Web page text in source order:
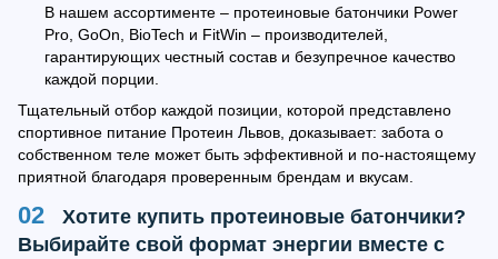
В нашем ассортименте – протеиновые батончики Power
Pro, GoOn, BioTech и FitWin – производителей,
гарантирующих честный состав и безупречное качество
каждой порции.
Тщательный отбор каждой позиции, которой представлено
спортивное питание Протеин Львов, доказывает: забота о
собственном теле может быть эффективной и по-настоящему
приятной благодаря проверенным брендам и вкусам.
Хотите купить протеиновые батончики?
Выбирайте свой формат энергии вместе с